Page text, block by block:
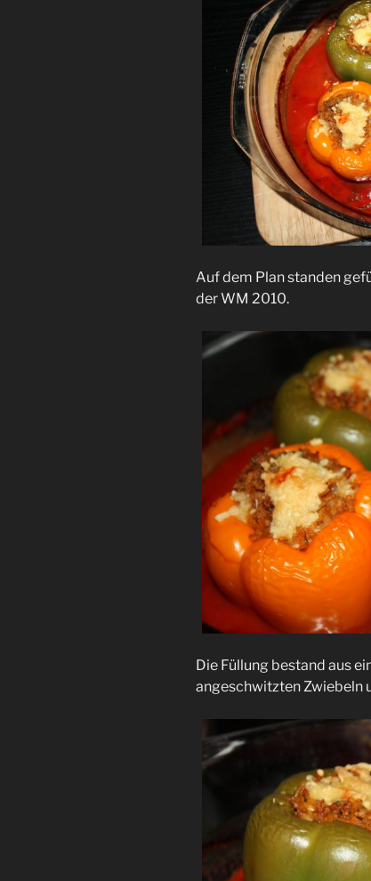
Auf dem Plan standen
der WM 2010.
Die Füllung bestand aus
angeschwitzten Zwiebeln